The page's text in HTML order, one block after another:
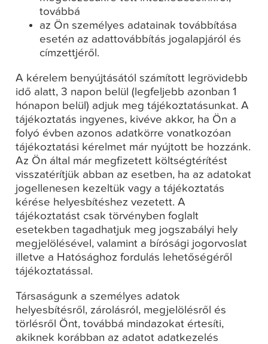
továbbá
az Ön személyes adatainak továbbítása
esetén az adattovábbítás jogalapjáról és
címzettjéről.
A kérelem benyújtásától számított legrövidebb
idő alatt, 3 napon belül (legfeljebb azonban 1
hónapon belül) adjuk meg tájékoztatásunkat. A
tájékoztatás ingyenes, kivéve akkor, ha Ön a
folyó évben azonos adatkörre vonatkozóan
tájékoztatási kérelmet már nyújtott be hozzánk.
Az Ön által már megfizetett költségtérítést
visszatérítjük abban az esetben, ha az adatokat
jogellenesen kezeltük vagy a tájékoztatás
kérése helyesbítéshez vezetett. A
tájékoztatást csak törvényben foglalt
esetekben tagadhatjuk meg jogszabályi hely
megjelölésével, valamint a bírósági jogorvoslat
illetve a Hatósághoz fordulás lehetőségéről
tájékoztatással.
Társaságunk a személyes adatok
helyesbítésről, zárolásról, megjelölésről és
törlésről Önt, továbbá mindazokat értesíti,
akiknek korábban az adatot adatkezelés